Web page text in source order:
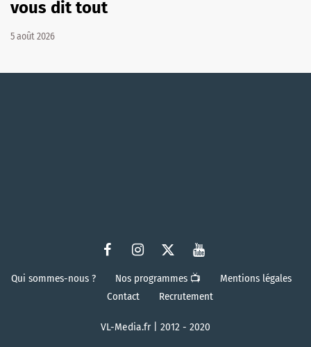
vous dit tout
5 août 2026
Qui sommes-nous ? Nos programmes 📺
Mentions légales
Contact
Recrutement
VL-Media.fr | 2012 - 2020